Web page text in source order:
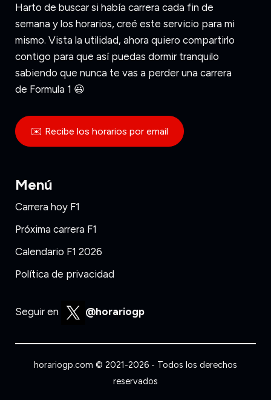
Harto de buscar si había carrera cada fin de
semana y los horarios, creé este servicio para mi
mismo. Vista la utilidad, ahora quiero compartirlo
contigo para que así puedas dormir tranquilo
sabiendo que nunca te vas a perder una carrera
de Formula 1 😃
✉️ Recibe los horarios por email
Menú
Carrera hoy F1
Próxima carrera F1
Calendario F1 2026
Política de privacidad
Seguir en @horariogp
horariogp.com © 2021-2026 - Todos los derechos
reservados